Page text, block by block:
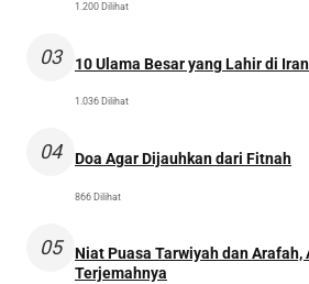
1.200 Dilihat
03 10 Ulama Besar yang Lahir di Iran
1.036 Dilihat
04 Doa Agar Dijauhkan dari Fitnah
866 Dilihat
05
Niat Puasa Tarwiyah dan Arafah,
Terjemahnya